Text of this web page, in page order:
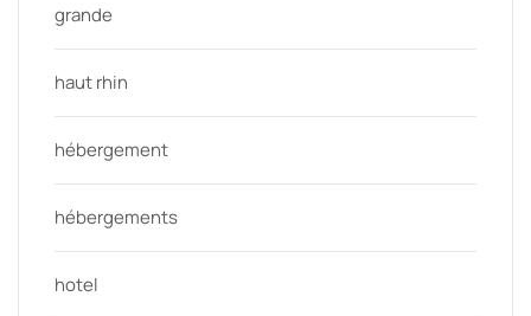
grande
haut rhin
hébergement
hébergements
hotel